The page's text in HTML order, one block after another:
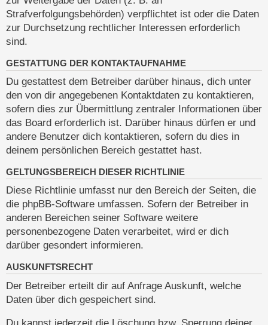
Strafverfolgungsbehörden) verpflichtet ist oder die Daten
zur Durchsetzung rechtlicher Interessen erforderlich
sind.
GESTATTUNG DER KONTAKTAUFNAHME
Du gestattest dem Betreiber darüber hinaus, dich unter
den von dir angegebenen Kontaktdaten zu kontaktieren,
sofern dies zur Übermittlung zentraler Informationen über
das Board erforderlich ist. Darüber hinaus dürfen er und
andere Benutzer dich kontaktieren, sofern du dies in
deinem persönlichen Bereich gestattet hast.
GELTUNGSBEREICH DIESER RICHTLINIE
Diese Richtlinie umfasst nur den Bereich der Seiten, die
die phpBB-Software umfassen. Sofern der Betreiber in
anderen Bereichen seiner Software weitere
personenbezogene Daten verarbeitet, wird er dich
darüber gesondert informieren.
AUSKUNFTSRECHT
Der Betreiber erteilt dir auf Anfrage Auskunft, welche
Daten über dich gespeichert sind.